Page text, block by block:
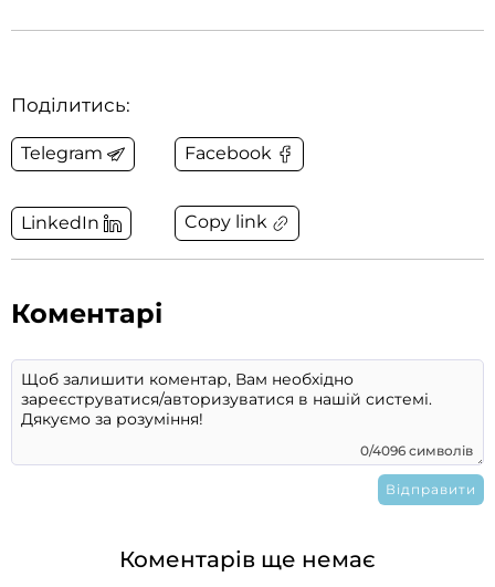
Поділитись:
Telegram Facebook
LinkedIn Copy link
Коментарі
0/4096 символів
Коментарів ще немає